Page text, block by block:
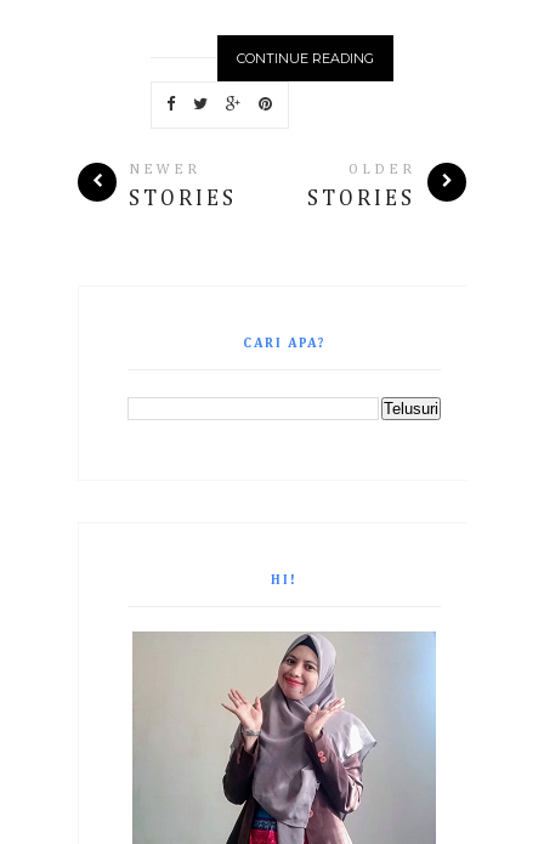
CONTINUE READING
NEWER
STORIES
OLDER
STORIES
CARI APA?
HI!